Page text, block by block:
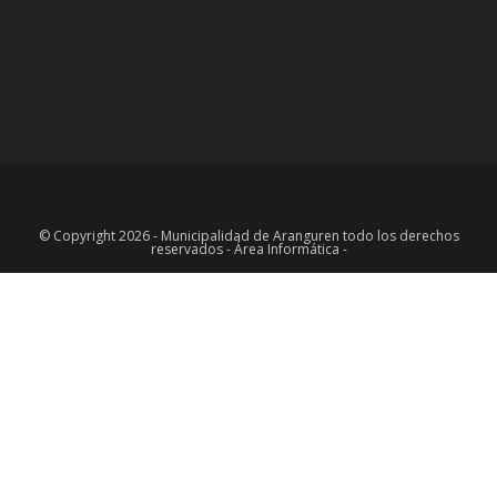
© Copyright 2026 - Municipalidad de Aranguren todo los derechos
reservados - Área Informática -